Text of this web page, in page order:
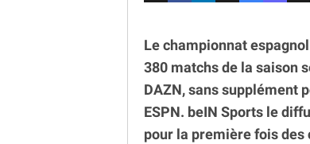
Le championnat
380 matchs de la saison
DAZN, sans supplément
ESPN. beIN Sports le
pour la première fois des